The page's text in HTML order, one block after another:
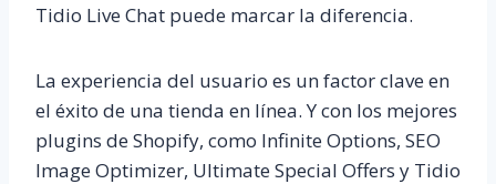
Tidio Live Chat puede marcar la diferencia.
La experiencia del usuario es un factor clave en
el éxito de una tienda en línea. Y con los mejores
plugins de Shopify, como Infinite Options, SEO
Image Optimizer, Ultimate Special Offers y Tidio